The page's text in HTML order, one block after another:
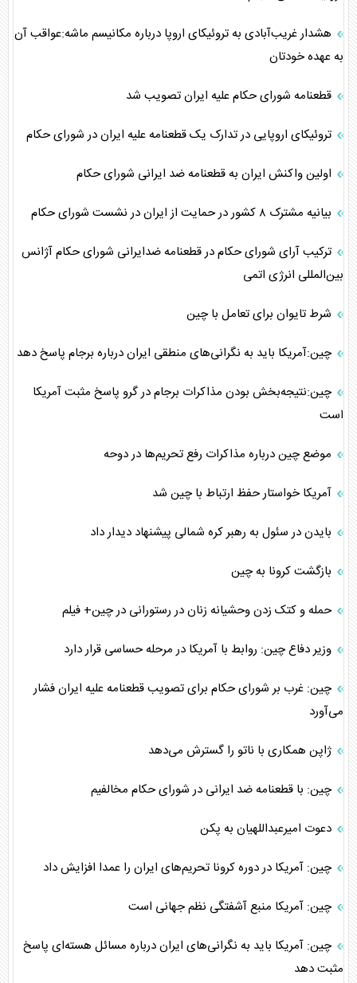
هشدار غریب‌آبادی به تروئیکای اروپا درباره مکانیسم ماشه:عواقب آن
به عهده خودتان
قطعنامه شورای حکام علیه ایران تصویب شد
تروئیکای اروپایی در تدارک یک قطعنامه علیه ایران در شورای حکام
اولین واکنش ایران به قطعنامه ضد ایرانی شورای حکام
بیانیه مشترک ۸ کشور در حمایت از ایران در نشست شورای حکام
ترکیب آرای شورای حکام در قطعنامه ضدایرانی شورای حکام آژانس
بین‌المللی انرژی اتمی
شرط تایوان برای تعامل با چین
چین:آمریکا باید به نگرانی‌های منطقی ایران درباره برجام پاسخ دهد
چین:نتیجه‌بخش بودن مذاکرات برجام در گرو پاسخ مثبت آمریکا
است
موضع چین درباره مذاکرات رفع تحریم‌ها در دوحه
آمریکا خواستار حفظ ارتباط با چین شد
بایدن در سئول به رهبر کره شمالی پیشنهاد دیدار داد
بازگشت کرونا به چین
حمله و کتک زدن وحشیانه زنان در رستورانی در چین+ فیلم
وزیر دفاع چین: روابط با آمریکا در مرحله حساسی قرار دارد
چین: غرب بر شورای حکام برای تصویب قطعنامه علیه ایران فشار
می‌آورد
ژاپن همکاری با ناتو را گسترش می‌دهد
چین: با قطعنامه ضد ایرانی در شورای حکام مخالفیم
دعوت امیرعبداللهیان به پکن
چین: آمریکا در دوره کرونا تحریم‌های ایران را عمدا افزایش داد
چین: آمریکا منبع آشفتگی نظم جهانی است
چین: آمریکا باید به نگرانی‌های ایران درباره مسائل هسته‌ای پاسخ
مثبت دهد